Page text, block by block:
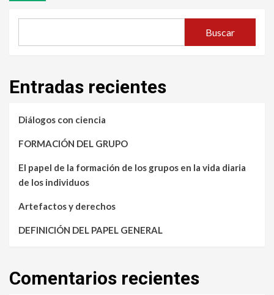
Buscar
Entradas recientes
Diálogos con ciencia
FORMACIÓN DEL GRUPO
El papel de la formación de los grupos en la vida diaria
de los individuos
Artefactos y derechos
DEFINICIÓN DEL PAPEL GENERAL
Comentarios recientes